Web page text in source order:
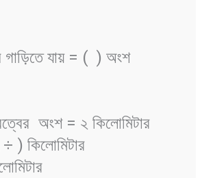
যায় = ( ) অংশ
অংশ = ২ কিলোমিটার
÷ ) কিলোমিটার